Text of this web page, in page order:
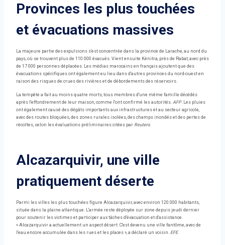
Provinces les plus touchées
et évacuations massives
La majeure partie des expulsions s'est concentrée dans la province de Larache, au nord du
pays, où se trouvent plus de 110 000 évacués. Vient ensuite Kénitra, près de Rabat, avec près
de 17 000 personnes déplacées. Les médias marocains en français ajoutent que des
évacuations spécifiques ont également eu lieu dans d'autres provinces du nord-ouest en
raison des risques de crues des rivières et de débordements des réservoirs.
La tempête a fait au moins quatre morts, tous membres d'une même famille décédés
après l'effondrement de leur maison, comme l'ont confirmé les autorités. AFP. Les pluies
ont également causé des dégâts importants aux infrastructures et au secteur agricole,
avec des routes bloquées, des zones rurales isolées, des champs inondés et des pertes de
récoltes, selon les évaluations préliminaires citées par Reuters.
Alcazarquivir, une ville
pratiquement déserte
Parmi les villes les plus touchées figure Alcazarquivir, avec environ 120 000 habitants,
située dans la plaine atlantique. L'armée reste déployée sur zone depuis jeudi dernier
pour soutenir les victimes et participer aux tâches d'évacuation et d'assistance.
« Alcazarquivir a actuellement un aspect désert. C'est devenu une ville fantôme, avec de
l'eau encore accumulée dans les rues et les places », a déclaré un voisin. EFE.